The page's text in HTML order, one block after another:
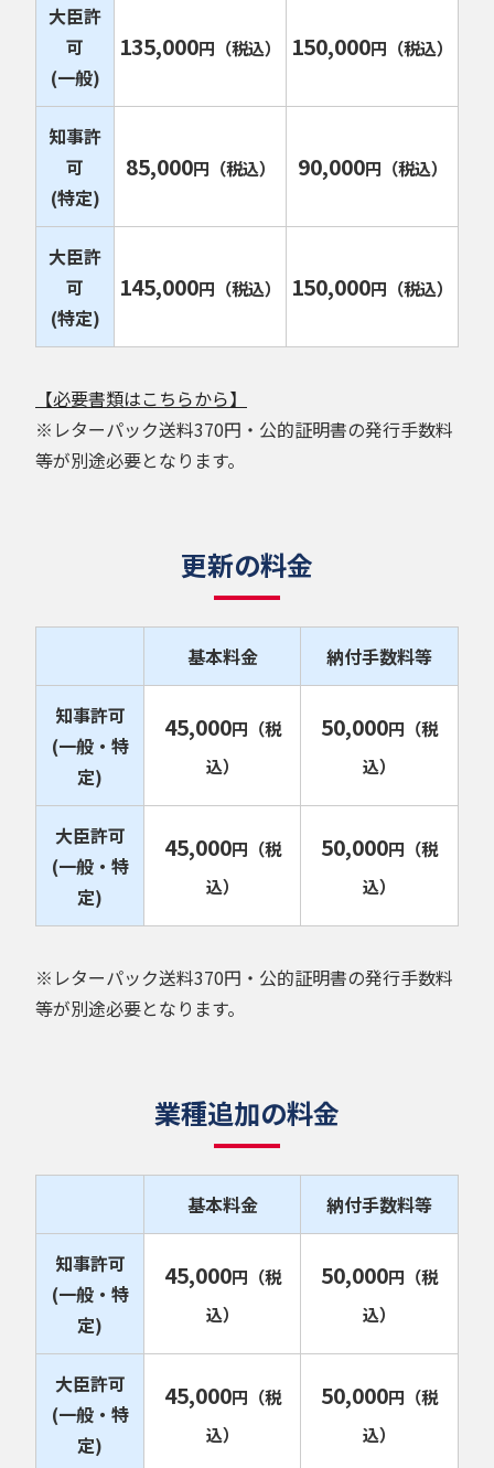
大臣許
可
(一般)
135,000円 （税込） 150,000円 （税込）
知事許
可
(特定)
85,000円 （税込） 90,000円 （税込）
大臣許
可
(特定)
145,000円 （税込） 150,000円 （税込）
【必要書類はこちらから】
※レターパック送料370円・公的証明書の発行手数料
等が別途必要となります。
更新の料金
基本料金 納付手数料等
知事許可
(一般・特
定)
45,000円 （税
込）
50,000円 （税
込）
大臣許可
(一般・特
定)
45,000円 （税
込）
50,000円 （税
込）
※レターパック送料370円・公的証明書の発行手数料
等が別途必要となります。
業種追加の料金
基本料金 納付手数料等
知事許可
(一般・特
定)
45,000円 （税
込）
50,000円 （税
込）
大臣許可
(一般・特
定)
45,000円 （税
込）
50,000円 （税
込）